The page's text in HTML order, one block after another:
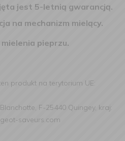
jest 5-letnią gwarancją.
na mechanizm mielący.
mielenia pieprzu.
produkt na terytorium UE:
F-25440 Quingey, kraj:
saveurs.com